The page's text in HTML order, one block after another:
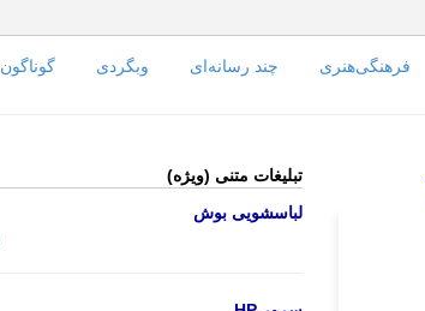
فرهنگی‌هنری چند رسانه‌ای وبگردی گوناگون
تبلیغات متنی (ویژه)
لباسشویی بوش